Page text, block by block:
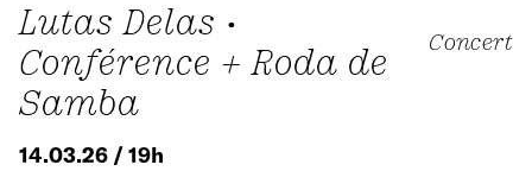
Lutas Delas •
Conférence + Roda de
Samba
Concert
14.03.26 / 19h